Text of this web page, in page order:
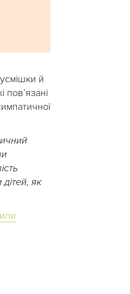
й
пов’язані
дітей, як